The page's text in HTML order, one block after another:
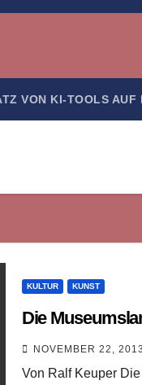
VON KI-TOOLS AUF
KULTUR KUNST
Die
NOVEMBER 22, 2013
Von Ralf Keuper